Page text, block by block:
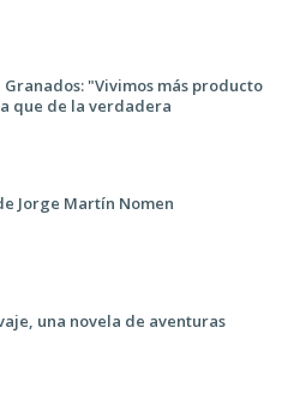
"Vivimos más producto
que de la verdadera
Jorge Martín Nomen
una novela de aventuras